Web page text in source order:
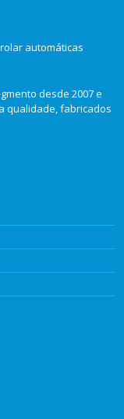
automáticas
desde 2007 e
qualidade, fabricados